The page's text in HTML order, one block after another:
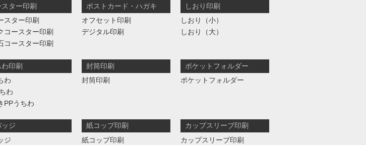
スター印刷
スター印刷
コースター印刷
コースター印刷
ポストカード・ハガキ
オフセット印刷
デジタル印刷
しおり印刷
しおり（小）
しおり（大）
わ印刷
わ
わ
PPうちわ
封筒印刷
封筒印刷
ポケットフォルダー
ポケットフォルダー
ジ
ジ
紙コップ印刷
紙コップ印刷
カップスリーブ印刷
カップスリーブ印刷